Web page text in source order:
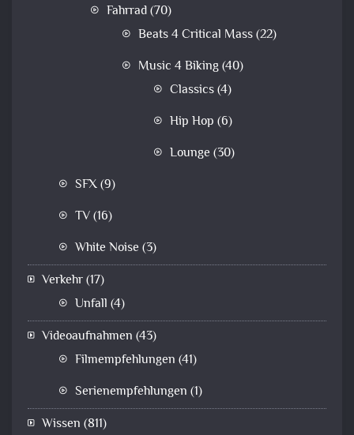
Fahrrad(70)
Beats 4 Critical Mass(22)
Music 4 Biking(40)
Classics(4)
Hip Hop (6)
Lounge (30)
SFX(9)
TV(16)
White Noise (3)
Verkehr(17)
Unfall (4)
Videoaufnahmen (43)
Filmempfehlungen (41)
Serienempfehlungen (1)
Wissen (811)